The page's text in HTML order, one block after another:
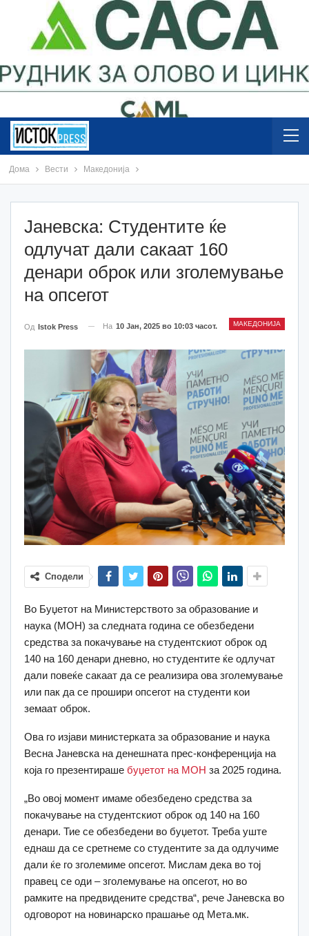
Дома Вести Македонија
Јаневска: Студентите ќе
одлучат дали сакаат 160
денари оброк или зголемување
на опсегот
МАКЕДОНИЈА
Од Istok Press На 10 Јан, 2025 во 10:03 часот.
Сподели
Во Буџетот на Министерството за образование и
наука (МОН) за следната година се обезбедени
средства за покачување на студентскиот оброк од
140 на 160 денари дневно, но студентите ќе одлучат
дали повеќе сакаат да се реализира ова зголемување
или пак да се прошири опсегот на студенти кои
земаат оброк.
Ова го изјави министерката за образование и наука
Весна Јаневска на денешната прес-конференција на
која го презентираше буџетот на МОН за 2025 година.
„Во овој момент имаме обезбедено средства за
покачување на студентскиот оброк од 140 на 160
денари. Тие се обезбедени во буџетот. Треба уште
еднаш да се сретнеме со студентите за да одлучиме
дали ќе го зголемиме опсегот. Мислам дека во тој
правец се оди – зголемување на опсегот, но во
рамките на предвидените средства“, рече Јаневска во
одговорот на новинарско прашање од Мета.мк.